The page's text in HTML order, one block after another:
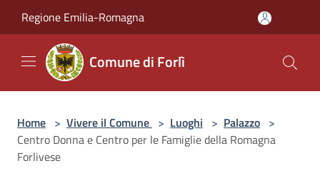
Regione Emilia-Romagna
Comune di Forlì
Home > Vivere il Comune > Luoghi > Palazzo >
Centro Donna e Centro per le Famiglie della Romagna
Forlivese